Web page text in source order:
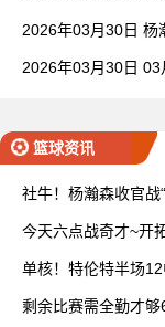
2026年03月30日 杨
2026年03月30日 03
篮球资讯
社牛！杨瀚森收官战
今天六点战奇才~开
单核！特伦特半场
剩余比赛需全勤才